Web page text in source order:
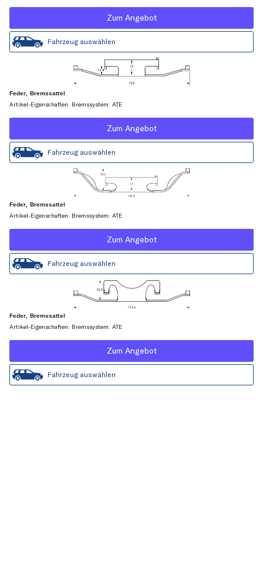
Zum Angebot
Fahrzeug auswählen
Feder, Bremssattel
Artikel-Eigenschaften: Bremssystem: ATE
Zum Angebot
Fahrzeug auswählen
Feder, Bremssattel
Artikel-Eigenschaften: Bremssystem: ATE
Zum Angebot
Fahrzeug auswählen
Feder, Bremssattel
Artikel-Eigenschaften: Bremssystem: ATE
Zum Angebot
Fahrzeug auswählen